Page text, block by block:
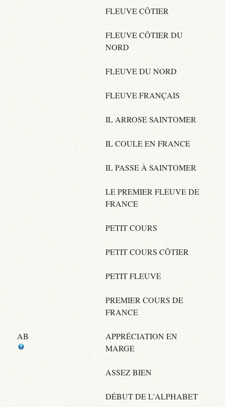
FLEUVE CÔTIER
FLEUVE CÔTIER DU
NORD
FLEUVE DU NORD
FLEUVE FRANÇAIS
IL ARROSE SAINTOMER
IL COULE EN FRANCE
IL PASSE À SAINTOMER
LE PREMIER FLEUVE DE
FRANCE
PETIT COURS
PETIT COURS CÔTIER
PETIT FLEUVE
PREMIER COURS DE
FRANCE
AB
APPRÉCIATION EN
MARGE
ASSEZ BIEN
DÉBUT DE L'ALPHABET